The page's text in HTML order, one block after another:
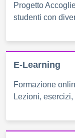
Progetto
studenti con
E-Learning
Formazione
Lezioni,